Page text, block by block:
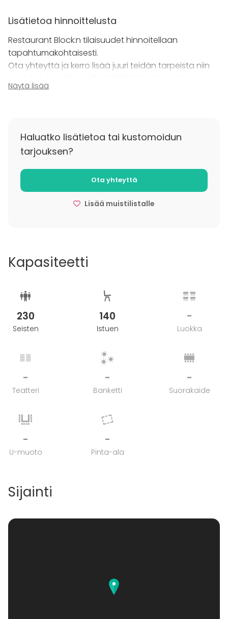
Lisätietoa hinnoittelusta
Restaurant Block:n tilaisuudet hinnoitellaan
tapahtumakohtaisesti.
Ota yhteyttä ja kerro lisää juuri teidän tarpeista niin
Näytä lisää
Haluatko lisätietoa tai kustomoidun
tarjouksen?
Ota yhteyttä
Lisää muistilistalle
Kapasiteetti
230
Seisten
140
Istuen
-
Luokka
-
Teatteri
-
Banketti
-
Suorakaide
-
U-muoto
-
Pinta-ala
Sijainti